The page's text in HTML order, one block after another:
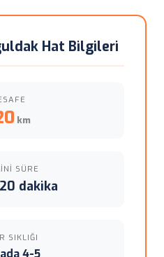
Hat Bilgileri
km
SÜRE
dakika
SIKLIĞI
4-5